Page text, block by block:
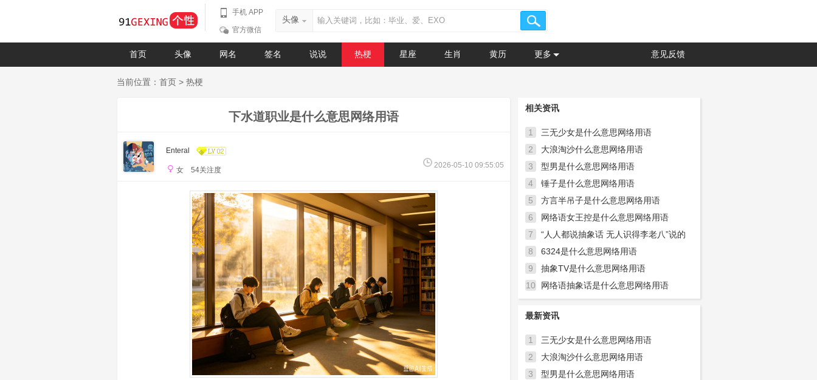
手机 APP
官方微信
头像
首页 头像 网名 签名 说说 热梗 星座 生肖 黄历 更多 意见反馈
当前位置： 首页 > 热梗
下水道职业是什么意思网络用语
Enteral
女 54关注度
2026-05-10 09:55:05
相关资讯
1
三无少女是什么意思网络用语
2
大浪淘沙什么意思网络用语
3
型男是什么意思网络用语
4
锤子是什么意思网络用语
5
方言半吊子是什么意思网络用语
6
网络语女王控是什么意思网络用语
7
“人人都说抽象话 无人识得李老八”说的
到底是怎么回事
8
6324是什么意思网络用语
9
抽象TV是什么意思网络用语
10
网络语抽象话是什么意思网络用语
最新资讯
1
三无少女是什么意思网络用语
2
大浪淘沙什么意思网络用语
3
型男是什么意思网络用语